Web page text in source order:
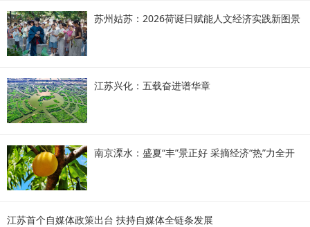
苏州姑苏：2026荷诞日赋能人文经济实践新图景
江苏兴化：五载奋进谱华章
南京溧水：盛夏“丰”景正好 采摘经济“热”力全开
江苏首个自媒体政策出台 扶持自媒体全链条发展